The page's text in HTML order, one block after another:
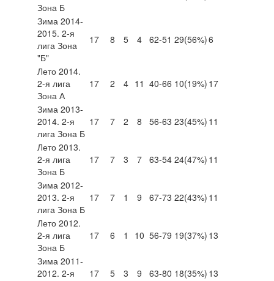
Зона Б
Зима 2014-
2015. 2-я
лига Зона
"Б"
17 8 5 4 62-51 29(56%)6
Лето 2014.
2-я лига
Зона А
17 2 4 11 40-66 10(19%) 17
Зима 2013-
2014. 2-я
лига Зона Б
17 7 2 8 56-63 23(45%) 11
Лето 2013.
2-я лига
Зона Б
17 7 3 7 63-54 24(47%) 11
Зима 2012-
2013. 2-я
лига Зона Б
17 7 1 9 67-73 22(43%) 11
Лето 2012.
2-я лига
Зона Б
17 6 1 10 56-79 19(37%) 13
Зима 2011-
2012. 2-я
17 5 3 9 63-80 18(35%) 13